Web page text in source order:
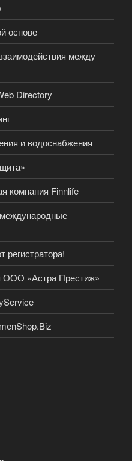
основе
между
Directory
и водоснабжения
компания Finnlife
регистратора!
ООО «Астра Престиж»